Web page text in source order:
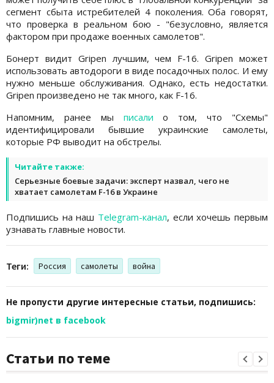
сегмент сбыта истребителей 4 поколения. Оба говорят,
что проверка в реальном бою - "безусловно, является
фактором при продаже военных самолетов".
Бонерт видит Gripen лучшим, чем F-16. Gripen может
использовать автодороги в виде посадочных полос. И ему
нужно меньше обслуживания. Однако, есть недостатки.
Gripen произведено не так много, как F-16.
Напомним, ранее мы писали о том, что "Схемы"
идентифицировали бывшие украинские самолеты,
которые РФ выводит на обстрелы.
Читайте также:
Серьезные боевые задачи: эксперт назвал, чего не
хватает самолетам F-16 в Украине
Подпишись на наш Telegram-канал, если хочешь первым
узнавать главные новости.
Теги: Россия самолеты война
Не пропусти другие интересные статьи, подпишись:
bigmir)net в facebook
Статьи по теме